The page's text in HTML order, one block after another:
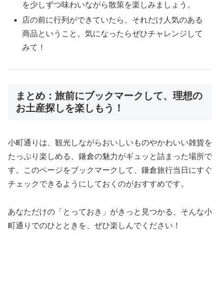
を少しずつ味わいながら散策を楽しみましょう。
店の前に行列ができていたら、それだけ人気のある
商品ということ。気になったらぜひチャレンジして
みて！
まとめ：旅前にブックマークして、理想の
お土産探しを楽しもう！
小町通りは、観光しながらおいしいものやかわいい雑貨を
たっぷり楽しめる、鎌倉の魅力がギュッと詰まった場所で
す。このページをブックマークして、鎌倉旅行当日にすぐ
チェックできるようにしておくのがおすすめです。
あなただけの「とっておき」がきっと見つかる、そんな小
町通りでのひとときを、ぜひ楽しんでください！